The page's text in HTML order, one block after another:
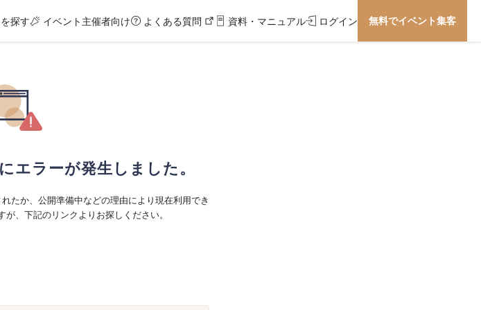
探す イベント主催者向け よくある質問 資料・マニュアル ログイン 無料でイベント集客
エラーが発生しました。
たか、公開準備中などの理由により現在利用でき
、下記のリンクよりお探しください。